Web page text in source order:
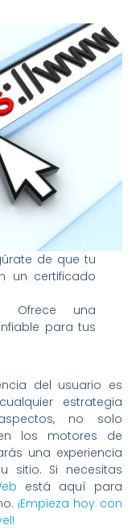
de que tu
un certificado
: Ofrece una
para tus
del usuario es
estrategia
no solo
los motores de
una experiencia
sitio. Si necesitas
está aquí para
¡Empieza hoy con